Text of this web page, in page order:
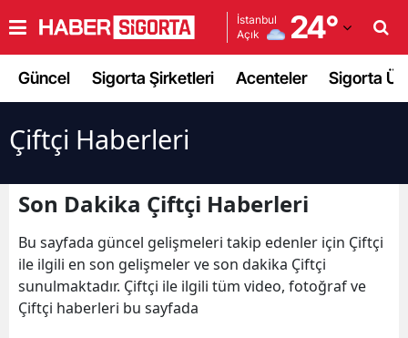
İstanbul
Açık
24°
Adana
Amasya
Ankara
Antalya
Güncel Sigorta Şirketleri Acenteler Sigorta
Çiftçi Haberleri
Son Dakika Çiftçi Haberleri
Bu sayfada güncel gelişmeleri takip edenler için Çiftçi
ile ilgili en son gelişmeler ve son dakika Çiftçi
sunulmaktadır. Çiftçi ile ilgili tüm video, fotoğraf ve
Çiftçi haberleri bu sayfada